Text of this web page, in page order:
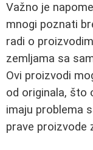
Važno je
mnogi poznati
radi o
zemljama sa
Ovi proizvodi
od originala, što
imaju problema
prave proizvode